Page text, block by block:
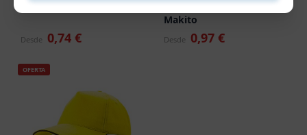
Desde 0,74 €
Makito
Desde 0,97 €
OFERTA